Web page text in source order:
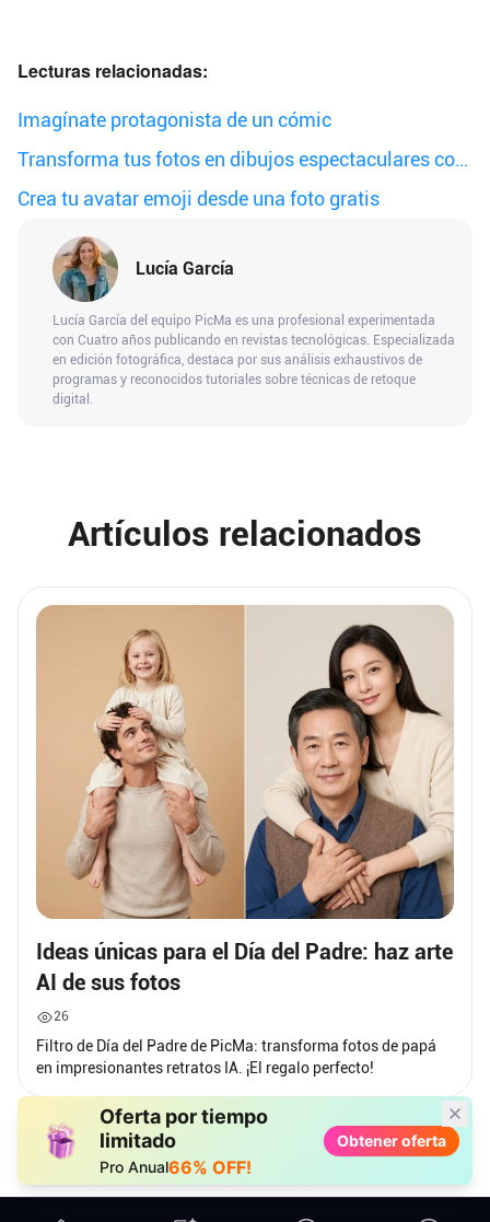
Lecturas relacionadas:
Imagínate protagonista de un cómic
Transforma tus fotos en dibujos espectaculares con
PicMa
Crea tu avatar emoji desde una foto gratis
Lucía García
Lucía García del equipo PicMa es una profesional experimentada
con Cuatro años publicando en revistas tecnológicas. Especializada
en edición fotográfica, destaca por sus análisis exhaustivos de
programas y reconocidos tutoriales sobre técnicas de retoque
digital.
Artículos relacionados
Ideas únicas para el Día del Padre: haz arte
AI de sus fotos
26
Filtro de Día del Padre de PicMa: transforma fotos de papá
en impresionantes retratos IA. ¡El regalo perfecto!
Oferta por tiempo
limitado
Pro Anual66% OFF!
Obtener oferta